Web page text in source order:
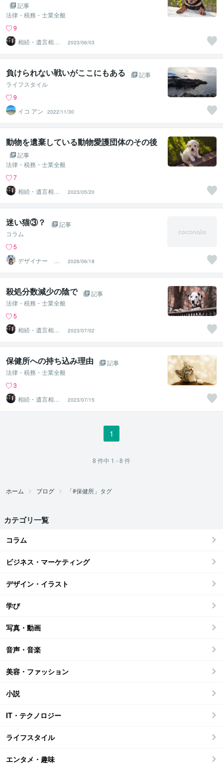
記事
法律・税務・士業全般
9
相続・遺言相談
所
2023/06/03
負けられない戦いがここにもある
記事
ライフスタイル
9
イコ アン
2022/11/30
動物を遺棄している動物愛護団体のその後
記事
法律・税務・士業全般
7
相続・遺言相談
所
2023/05/20
迷い猫③？
記事
コラム
5
デザイナー CO
CO
2026/06/18
殺処分数減少の陰で
記事
法律・税務・士業全般
5
相続・遺言相談
所
2023/07/02
保健所への持ち込み理由
記事
法律・税務・士業全般
3
相続・遺言相談
所
2023/07/15
1
8 件中 1 - 8 件
ホーム ブログ 「#保健所」タグ
カテゴリ一覧
コラム
ビジネス・マーケティング
デザイン・イラスト
学び
写真・動画
音声・音楽
美容・ファッション
小説
IT・テクノロジー
ライフスタイル
エンタメ・趣味